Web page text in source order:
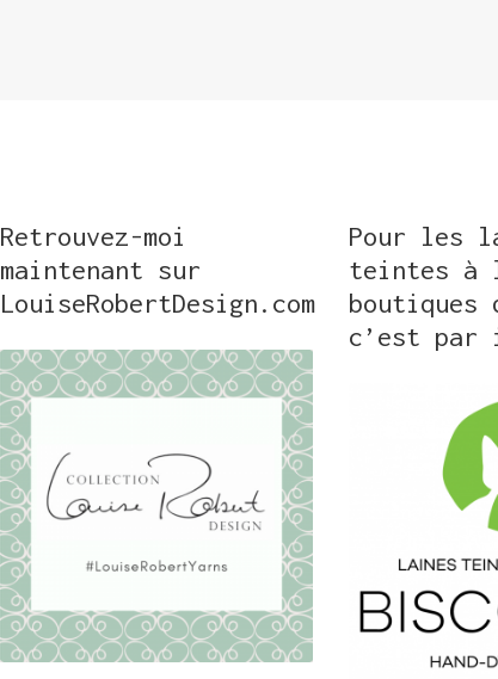
Retrouvez-moi
maintenant sur
LouiseRobertDesign.com
Pour les
teintes à
c’est par